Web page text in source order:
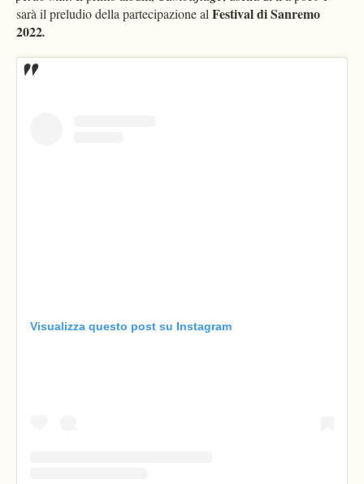
sarà il preludio della partecipazione alFestival di Sanremo
2022.
Visualizza questo post su Instagram